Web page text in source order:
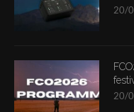
20/
20/